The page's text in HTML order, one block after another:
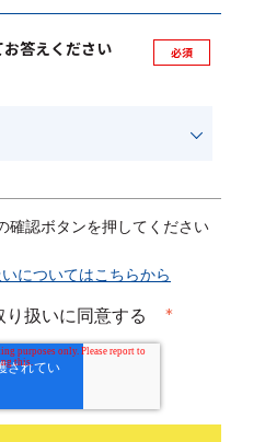
答えください
確認ボタンを押してください
についてはこちらから
扱いに同意する *